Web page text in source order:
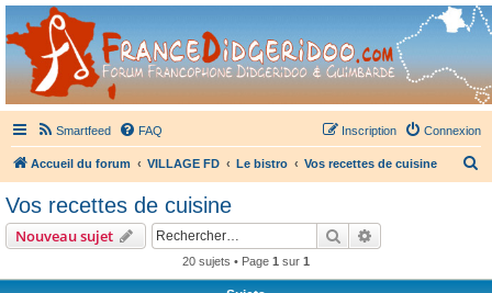
France Didgeridoo
Didgeridoo et Guimbarde sur France Didgeridoo - retrouvez la communauté.
Smartfeed FAQ Connexion
Inscription
Accueil du forum VILLAGE FD Le bistro Vos recettes de cuisine
Vos recettes de cuisine
Nouveau sujet Rechercher
20 sujets • Page 1 sur 1